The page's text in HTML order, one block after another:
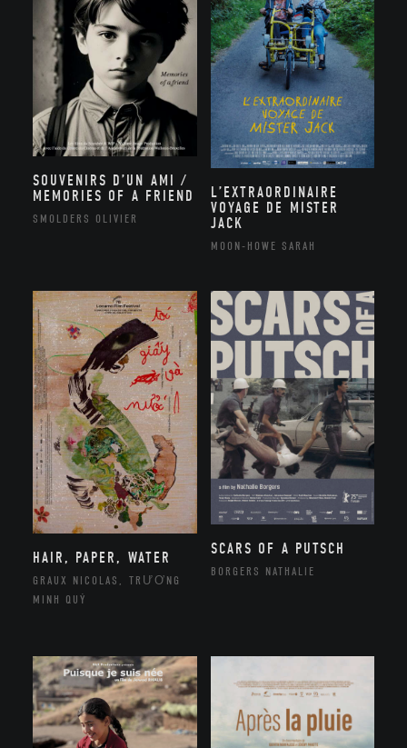
SOUVENIRS D’UN AMI /
MEMORIES OF A FRIEND
SMOLDERS OLIVIER
L’EXTRAORDINAIRE
VOYAGE DE MISTER
JACK
MOON-HOWE SARAH
HAIR, PAPER, WATER
GRAUX NICOLAS, TRƯƠNG
MINH QUÝ
SCARS OF A PUTSCH
BORGERS NATHALIE